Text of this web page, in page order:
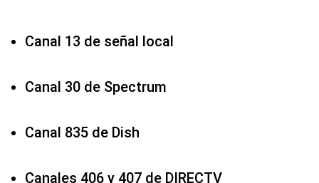
Canal 13 de señal local
Canal 30 de Spectrum
Canal 835 de Dish
Canales 406 y 407 de DIRECTV